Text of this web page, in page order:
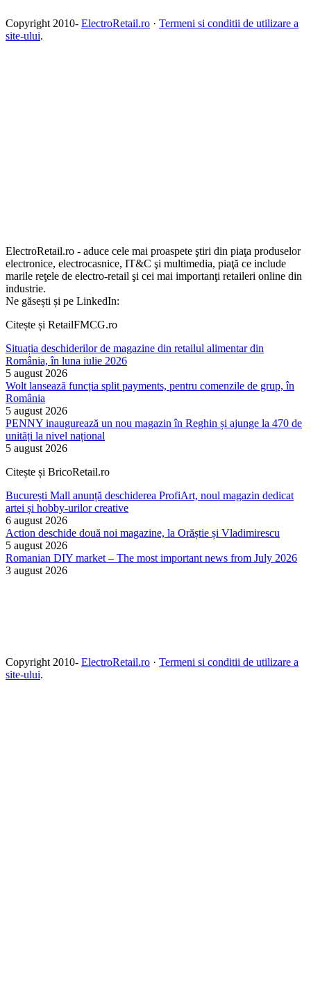
Copyright 2010- ElectroRetail.ro · Termeni si conditii de utilizare a
site-ului.
ElectroRetail.ro - aduce cele mai proaspete ştiri din piaţa produselor
electronice, electrocasnice, IT&C şi multimedia, piaţă ce include
marile reţele de electro-retail şi cei mai importanţi retaileri online din
industrie.
Ne găsești și pe LinkedIn:
Citește și RetailFMCG.ro
Situația deschiderilor de magazine din retailul alimentar din
România, în luna iulie 2026
5 august 2026
Wolt lansează funcția split payments, pentru comenzile de grup, în
România
5 august 2026
PENNY inaugurează un nou magazin în Reghin și ajunge la 470 de
unități la nivel național
5 august 2026
Citește și BricoRetail.ro
București Mall anunță deschiderea ProfiArt, noul magazin dedicat
artei și hobby-urilor creative
6 august 2026
Action deschide două noi magazine, la Orăștie și Vladimirescu
5 august 2026
Romanian DIY market – The most important news from July 2026
3 august 2026
Copyright 2010- ElectroRetail.ro · Termeni si conditii de utilizare a
site-ului.